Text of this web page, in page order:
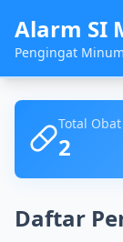
Alarm SI
Pengingat
Total Obat
2
Daftar